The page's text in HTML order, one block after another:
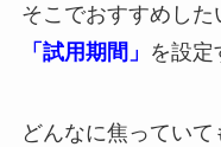
そこでおすすめした
「試用期間」 を設定
どんなに焦っていて